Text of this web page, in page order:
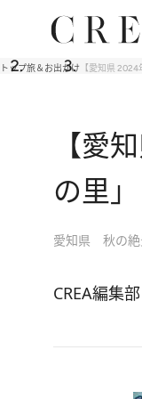
トップ旅＆お出かけ 【愛知県
【愛
の里」
愛知県 秋の絶
CREA編集部